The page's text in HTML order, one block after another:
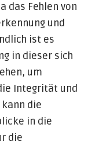
das Fehlen von
und
ist es
in dieser sich
um
Integrität und
die
in die
die